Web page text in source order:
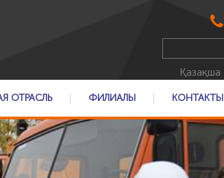
Қазақша
ОТРАСЛЬ ФИЛИАЛЫ КОНТАКТЫ